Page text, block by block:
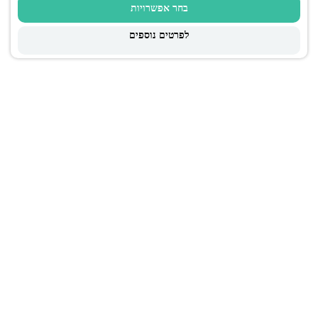
בחר אפשרויות
לפרטים נוספים